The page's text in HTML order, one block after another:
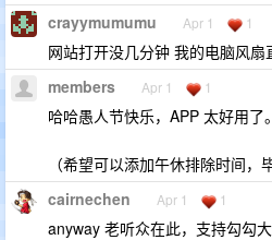
crayymumumu Apr 1 1
网站打开没几分钟 我的电脑风扇
members Apr 1 1
哈哈愚人节快乐，APP 太好用了。
（希望可以添加午休排除时间
cairnechen Apr 1 1
anyway 老听众在此，支持勾勾